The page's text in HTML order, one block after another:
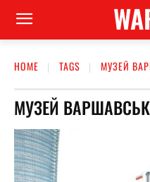
HOME TAGS МУЗЕЙ
МУЗЕЙ